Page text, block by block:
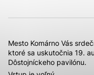
Mesto Komárno Vás
ktoré sa uskutočnia 19.
Dôstojníckeho pavilónu.
Vyberte úroveň
Technické cookies
Technické súbory
pomáhajú urobiť